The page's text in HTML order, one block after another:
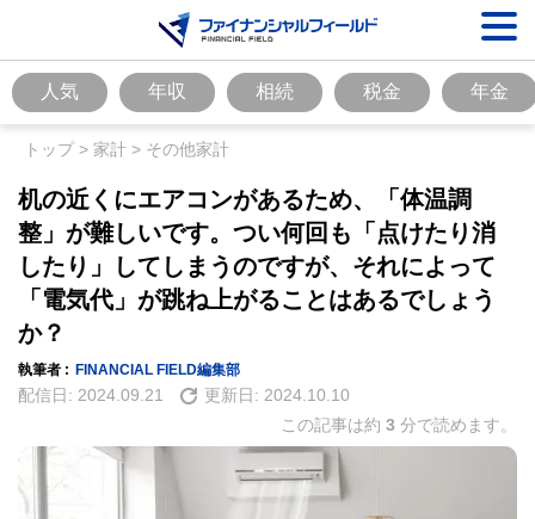
人気 年収 相続 税金 年金
トップ> 家計 > その他家計
机の近くにエアコンがあるため、「体温調
整」が難しいです。つい何回も「点けたり消
したり」してしまうのですが、それによって
「電気代」が跳ね上がることはあるでしょう
か？
執筆者 : FINANCIAL FIELD編集部
配信日: 2024.09.21 更新日: 2024.10.10
この記事は約 3 分で読めます。